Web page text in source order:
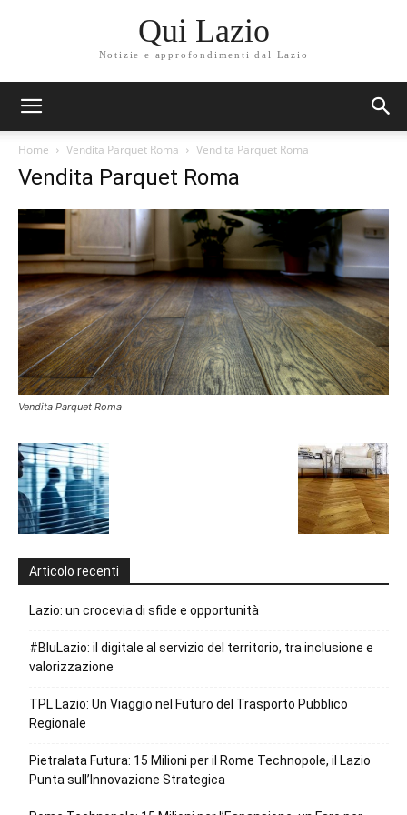
Qui Lazio
Notizie e approfondimenti dal Lazio
Home Vendita Parquet Roma Vendita Parquet Roma
Vendita Parquet Roma
Vendita Parquet Roma
Articolo recenti
Lazio: un crocevia di sfide e opportunità
#BluLazio: il digitale al servizio del territorio, tra inclusione e
valorizzazione
TPL Lazio: Un Viaggio nel Futuro del Trasporto Pubblico
Regionale
Pietralata Futura: 15 Milioni per il Rome Technopole, il Lazio
Punta sull’Innovazione Strategica